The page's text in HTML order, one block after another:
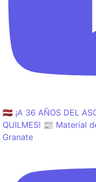
🇱🇻 ¡A 36 AÑOS DEL
QUILMES! 📰 Material
Granate